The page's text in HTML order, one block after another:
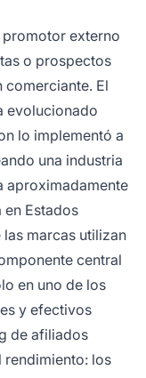
promotor externo
o prospectos
El
evolucionado
lo implementó a
una industria
aproximadamente
en Estados
marcas utilizan
central
en uno de los
y efectivos
de afiliados
rendimiento: los